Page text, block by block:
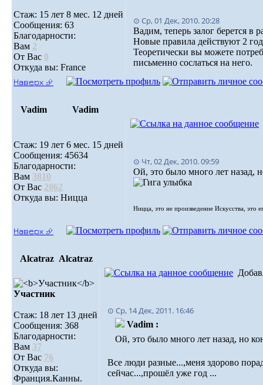
Стаж: 15 лет 8 мес. 12 дней
Сообщения: 63
Благодарности:
Вам 2
От Вас 0
Откуда вы: France
⊙ Ср, 01 Дек, 2010. 20:28
Вадим, теперь залог берется в
Новые правила действуют 2
Теоретически вы можете
письменно сослаться на него.
Наверх ⮵
Vadim Vadim
Стаж: 19 лет 6 мес. 15 дней
Сообщения: 45634
Благодарности:
Вам 3810
От Вас 2062
Откуда вы: Ницца
⊙ Чт, 02 Дек, 2010. 09:59
Ой, это было много лет назад,
Ницца, это не произведение Искусства, это
Наверх ⮵
Alcatraz Alcatraz
Участник
Стаж: 18 лет 13 дней
Сообщения: 368
Благодарности:
Вам 37
От Вас 76
Откуда вы:
Франция.Канны.
⊙ Ср, 14 Дек, 2011. 16:46
Vadim :
Ой, это было много лет назад, но
Все люди разные...,меня здорово
сейчас...,прошёл уже год ...